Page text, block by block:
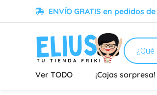
ENVÍO GRATIS en pedidos
Ver TODO ¡Cajas sorpresa!